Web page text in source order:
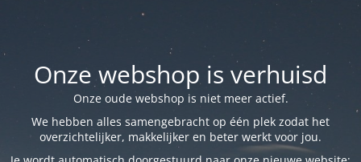
Onze webshop is verhuisd
Onze oude webshop is niet meer actief.
We hebben alles samengebracht op één plek zodat het
overzichtelijker, makkelijker en beter werkt voor jou.